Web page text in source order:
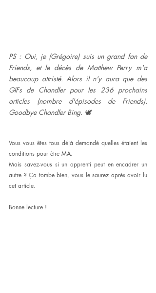
PS : Oui, je (Grégoire) suis un grand fan de
Friends, et le décès de Matthew Perry m'a
beaucoup attristé. Alors il n'y aura que des
GIFs de Chandler pour les 236 prochains
articles (nombre d'épisodes de Friends).
Goodbye Chandler Bing. 🕊
Vous vous êtes tous déjà demandé quelles étaient les
conditions pour être MA.
Mais savez-vous si un apprenti peut en encadrer un
autre ? Ça tombe bien, vous le saurez après avoir lu
cet article.
Bonne lecture !